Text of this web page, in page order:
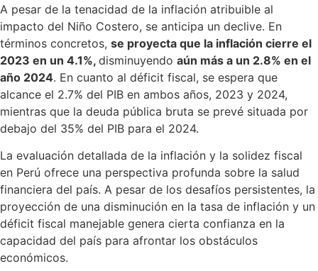
A pesar de la tenacidad de la inflación atribuible al
impacto del Niño Costero, se anticipa un declive. En
términos concretos, se proyecta que la inflación cierre el
2023 en un 4.1%, disminuyendo aún más a un 2.8% en el
año 2024. En cuanto al déficit fiscal, se espera que
alcance el 2.7% del PIB en ambos años, 2023 y 2024,
mientras que la deuda pública bruta se prevé situada por
debajo del 35% del PIB para el 2024.
La evaluación detallada de la inflación y la solidez fiscal
en Perú ofrece una perspectiva profunda sobre la salud
financiera del país. A pesar de los desafíos persistentes, la
proyección de una disminución en la tasa de inflación y un
déficit fiscal manejable genera cierta confianza en la
capacidad del país para afrontar los obstáculos
económicos.